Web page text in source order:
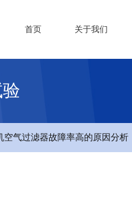
首页 关于我们
空气过滤器故障率高的原因分析